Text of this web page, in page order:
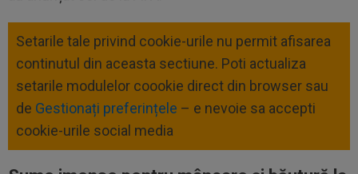
Setarile tale privind cookie-urile nu permit afisarea
continutul din aceasta sectiune. Poti actualiza
setarile modulelor coookie direct din browser sau
de Gestionați preferințele – e nevoie sa accepti
cookie-urile social media